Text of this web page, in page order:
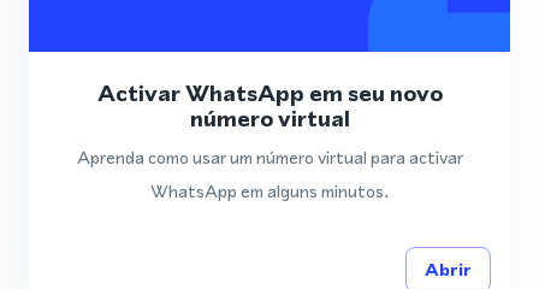
Activar WhatsApp em seu novo
número virtual
Aprenda como usar um número virtual para activar
WhatsApp em alguns minutos.
Abrir